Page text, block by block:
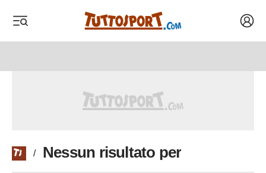
/ Nessun risultato per